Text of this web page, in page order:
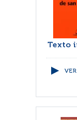
Texto